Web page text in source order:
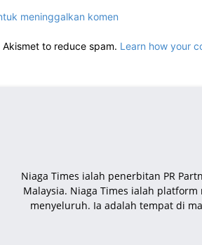
meninggalkan komen
Akismet to reduce spam. Learn how your
Niaga Times ialah penerbitan PR
Malaysia. Niaga Times ialah
menyeluruh. Ia adalah tempat di